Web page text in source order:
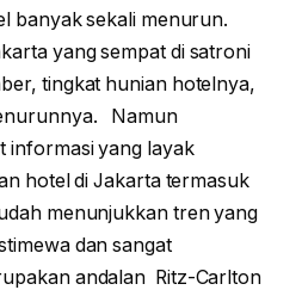
banyak sekali menurun.
yang sempat di satroni
tingkat hunian hotelnya,
Namun
informasi yang layak
hotel di Jakarta termasuk
menunjukkan tren yang
dan sangat
andalan Ritz-Carlton